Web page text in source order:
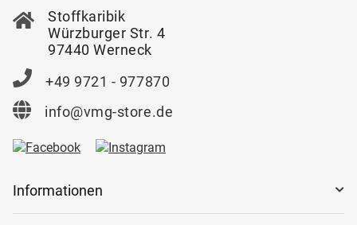
Stoffkaribik
Würzburger Str. 4
97440 Werneck
+49 9721 - 977870
info@vmg-store.de
Informationen